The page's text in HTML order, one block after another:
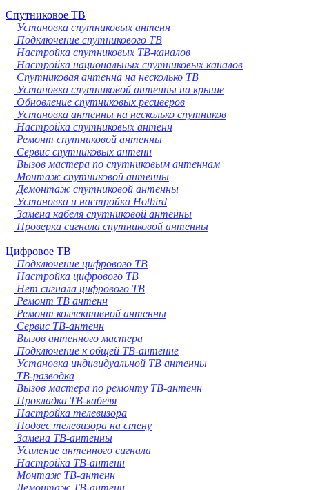
Спутниковое ТВ
Установка спутниковых антенн
Подключение спутникового ТВ
Настройка спутниковых ТВ-каналов
Настройка национальных спутниковых каналов
Спутниковая антенна на несколько ТВ
Установка спутниковой антенны на крыше
Обновление спутниковых ресиверов
Установка антенны на несколько спутников
Настройка спутниковых антенн
Ремонт спутниковой антенны
Сервис спутниковых антенн
Вызов мастера по спутниковым антеннам
Монтаж спутниковой антенны
Демонтаж спутниковой антенны
Установка и настройка Hotbird
Замена кабеля спутниковой антенны
Проверка сигнала спутниковой антенны
Цифровое ТВ
Подключение цифрового ТВ
Настройка цифрового ТВ
Нет сигнала цифрового ТВ
Ремонт ТВ антенн
Ремонт коллективной антенны
Сервис ТВ-антенн
Вызов антенного мастера
Подключение к общей ТВ-антенне
Установка индивидуальной ТВ антенны
ТВ-разводка
Вызов мастера по ремонту ТВ-антенн
Прокладка ТВ-кабеля
Настройка телевизора
Подвес телевизора на стену
Замена ТВ-антенны
Усиление антенного сигнала
Настройка ТВ-антенн
Монтаж ТВ-антенн
Демонтаж ТВ-антенн